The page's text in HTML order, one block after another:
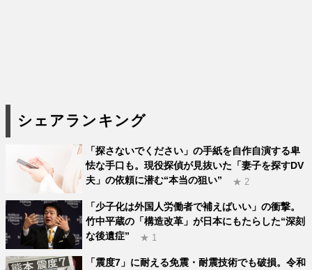
シェアランキング
「探さないでください」の手紙を自作自演する卑
怯な手口も。現役探偵が見抜いた「妻子を探すDV
夫」の依頼に潜む“本当の狙い”
★ 2
「少子化は外国人労働者で補えばいい」の衝撃。
竹中平蔵の「構造改革」が日本にもたらした“深刻
な後遺症”
★ 1
「震度7」に耐える免震・耐震技術でも破損。令和